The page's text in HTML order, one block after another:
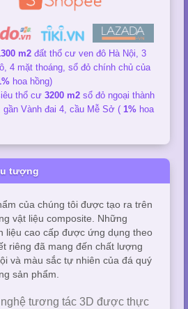
m2đất thổ cư ven đô Hà Nội, 3
4 mặt thoáng, sổ đỏ chính chủ của
hoa hồng)
thổ cư 3200 m2sổ đỏ ngoại thành
gần Vành đai 4, cầu Mễ Sở ( 1%hoa
tượng
của chúng tôi được tạo ra trên
vật liệu composite. Những
liệu cao cấp được ứng dụng theo
riêng đã mang đến chất lượng
và màu sắc tự nhiên của đá quý
sản phẩm.
tương tác 3D được thực